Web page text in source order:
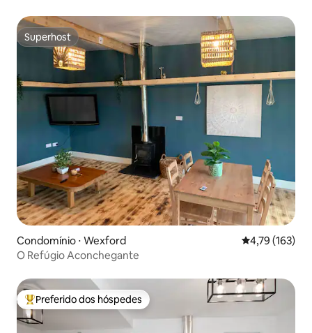
Superhost
Superhost
Condomínio ⋅ Wexford 4,79 de uma
4,79 (163)
O Refúgio Aconchegante
Entre os melhores preferidos dos hóspedes
Preferido dos hóspedes